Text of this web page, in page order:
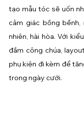
tạo mẫu tóc sẽ uốn
cảm giác bồng
nhiên, hài hòa. Với
đầm công chúa,
phụ kiện đi kèm để
trong ngày cưới.